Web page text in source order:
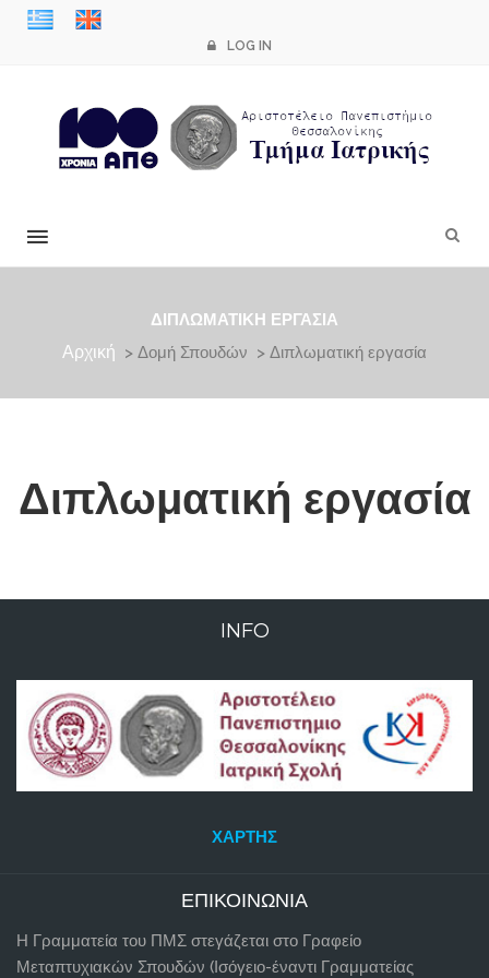
LOG IN
×
ΔΙΠΛΩΜΑΤΙΚΉ ΕΡΓΑΣΊΑ
Αρχική > Δομή Σπουδών > Διπλωματική εργασία
Διπλωματική εργασία
INFO
ΧΆΡΤΗΣ
ΕΠΙΚΟΙΝΩΝΊΑ
Η Γραμματεία του ΠΜΣ στεγάζεται στο Γραφείο
Μεταπτυχιακών Σπουδών (Ισόγειο-έναντι Γραμματείας